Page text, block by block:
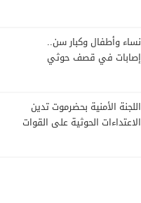
نساء وأطفال وكبار سن..
إصابات في قصف حوثي
اللجنة الأمنية بحضرموت تدين
الاعتداءات الحوثية على القوات